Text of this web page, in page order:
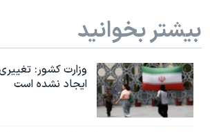
بیشتر بخوانید
وزارت کشور:
ایجاد نشده است